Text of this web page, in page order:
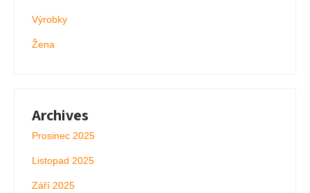
Výrobky
Žena
Archives
Prosinec 2025
Listopad 2025
Září 2025